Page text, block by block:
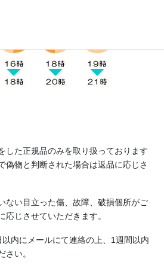
した正規品のみを取り扱っております
偽物と判断された場合は返品に応じさ
ない目立った傷、故障、破損個所がご
応じさせていただきます。
内にメールにて連絡の上、1週間以内
さい。